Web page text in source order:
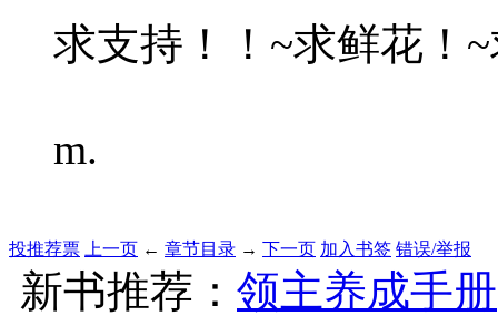
求支持！！~求鲜花！
m.
投推荐票 上一页 ← 章节目录 → 下一页 加入书签 错误/举报
新书推荐： 领主养成手册